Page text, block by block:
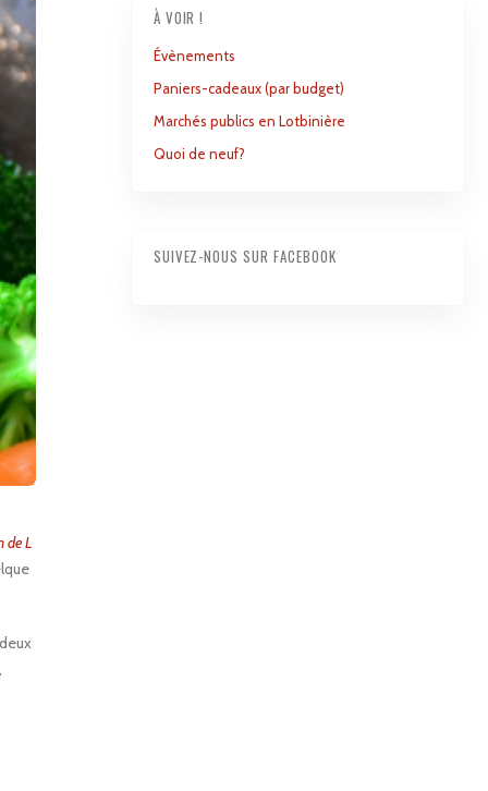
de L
À VOIR !
Évènements
Paniers-cadeaux (par budget)
Marchés publics en Lotbinière
Quoi de neuf?
SUIVEZ-NOUS SUR FACEBOOK